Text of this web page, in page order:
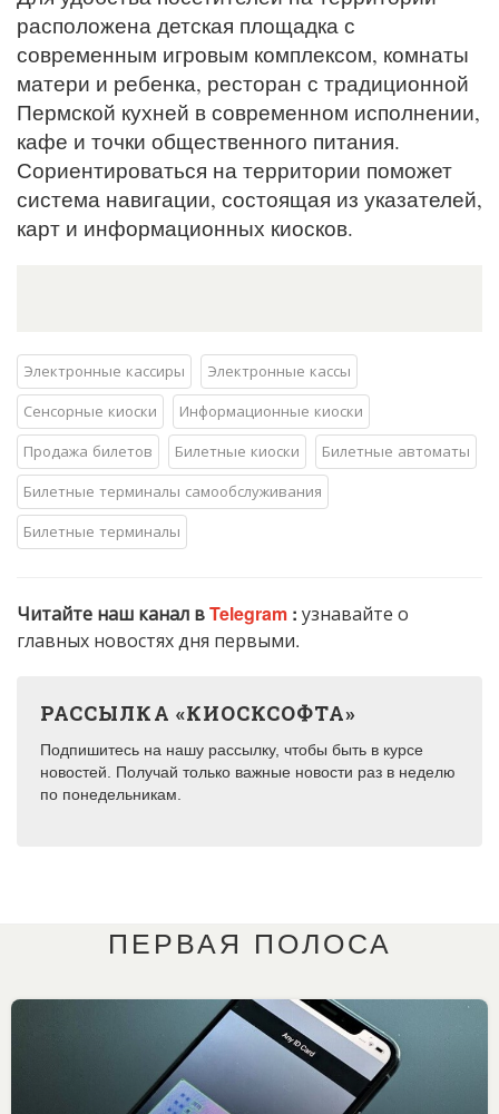
расположена детская площадка с
современным игровым комплексом, комнаты
матери и ребенка, ресторан с традиционной
Пермской кухней в современном исполнении,
кафе и точки общественного питания.
Сориентироваться на территории поможет
система навигации, состоящая из указателей,
карт и информационных киосков.
Электронные кассиры
Электронные кассы
Сенсорные киоски
Информационные киоски
Продажа билетов
Билетные киоски
Билетные автоматы
Билетные терминалы самообслуживания
Билетные терминалы
Читайте наш канал вTelegram : узнавайте о
главных новостях дня первыми.
РАССЫЛКА «КИОСКСОФТА»
Подпишитесь на нашу рассылку, чтобы быть в курсе
новостей. Получай только важные новости раз в неделю
по понедельникам.
ПЕРВАЯ ПОЛОСА